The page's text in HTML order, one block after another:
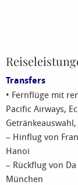
Transfers
• Fernflüge mit
Pacific Airways,
– Hinflug von
Hanoi
– Rückflug von
München